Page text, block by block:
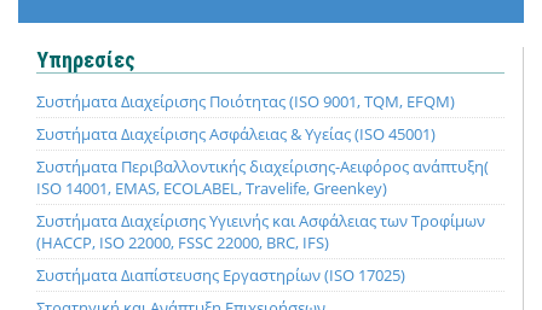
Υπηρεσίες
Συστήματα Διαχείρισης Ποιότητας (ISO 9001, TQM, EFQM)
Συστήματα Διαχείρισης Ασφάλειας & Υγείας (ISO 45001)
Συστήματα Περιβαλλοντικής διαχείρισης-Αειφόρος ανάπτυξη(
ISO 14001, EMAS, ECOLABEL, Travelife, Greenkey)
Συστήματα Διαχείρισης Υγιεινής και Ασφάλειας των Τροφίμων
(HACCP, ISO 22000, FSSC 22000, BRC, IFS)
Συστήματα Διαπίστευσης Εργαστηρίων (ISO 17025)